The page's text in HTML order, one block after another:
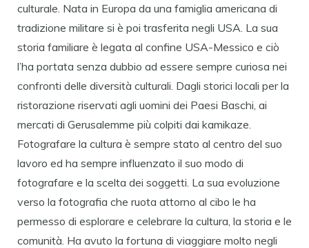
culturale. Nata in Europa da una famiglia americana di
tradizione militare si è poi trasferita negli USA. La sua
storia familiare è legata al confine USA-Messico e ciò
l’ha portata senza dubbio ad essere sempre curiosa nei
confronti delle diversità culturali. Dagli storici locali per la
ristorazione riservati agli uomini dei Paesi Baschi, ai
mercati di Gerusalemme più colpiti dai kamikaze.
Fotografare la cultura è sempre stato al centro del suo
lavoro ed ha sempre influenzato il suo modo di
fotografare e la scelta dei soggetti. La sua evoluzione
verso la fotografia che ruota attorno al cibo le ha
permesso di esplorare e celebrare la cultura, la storia e le
comunità. Ha avuto la fortuna di viaggiare molto negli